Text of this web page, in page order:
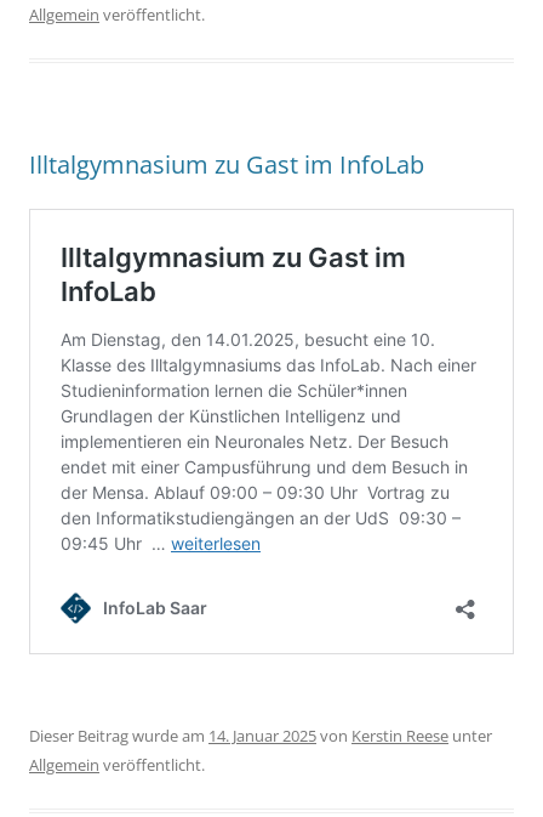
Allgemein veröffentlicht.
Illtalgymnasium zu Gast im InfoLab
Dieser Beitrag wurde am 14. Januar 2025von Kerstin Reese unter
Allgemein veröffentlicht.